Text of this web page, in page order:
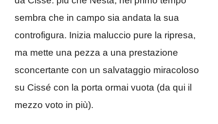
sembra che in campo sia andata la sua
controfigura. Inizia maluccio pure la ripresa,
ma mette una pezza a una prestazione
sconcertante con un salvataggio miracoloso
su Cissé con la porta ormai vuota (da qui il
mezzo voto in più).